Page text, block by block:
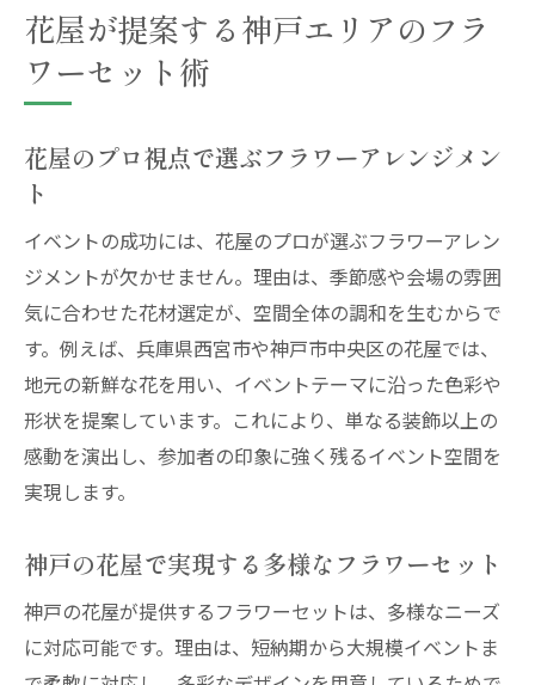
花屋が提案する神戸エリアのフラ
ワーセット術
花屋のプロ視点で選ぶフラワーアレンジメン
ト
イベントの成功には、花屋のプロが選ぶフラワーアレン
ジメントが欠かせません。理由は、季節感や会場の雰囲
気に合わせた花材選定が、空間全体の調和を生むからで
す。例えば、兵庫県西宮市や神戸市中央区の花屋では、
地元の新鮮な花を用い、イベントテーマに沿った色彩や
形状を提案しています。これにより、単なる装飾以上の
感動を演出し、参加者の印象に強く残るイベント空間を
実現します。
神戸の花屋で実現する多様なフラワーセット
神戸の花屋が提供するフラワーセットは、多様なニーズ
に対応可能です。理由は、短納期から大規模イベントま